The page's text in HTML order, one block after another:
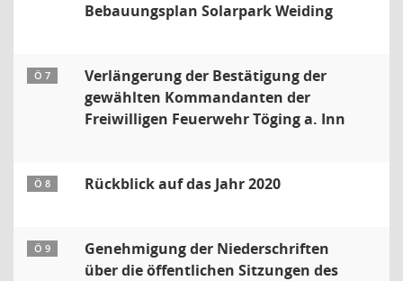
Bebauungsplan Solarpark Weiding
Ö 7
Verlängerung der Bestätigung der
gewählten Kommandanten der
Freiwilligen Feuerwehr Töging a. Inn
Ö 8 Rückblick auf das Jahr 2020
Ö 9
Genehmigung der Niederschriften
über die öffentlichen Sitzungen des